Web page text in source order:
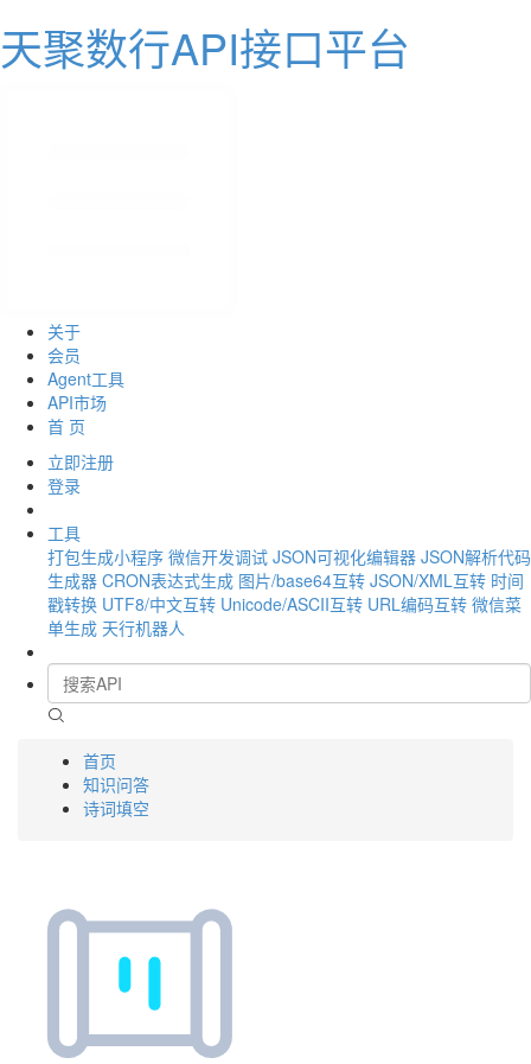
天聚数行API接口平台
关于
会员
Agent工具
API市场
首 页
立即注册
登录
工具
打包生成小程序 微信开发调试 JSON可视化编辑器 JSON解析代码
生成器 CRON表达式生成 图片/base64互转 JSON/XML互转 时间
戳转换 UTF8/中文互转 Unicode/ASCII互转 URL编码互转 微信菜
单生成 天行机器人
首页
知识问答
诗词填空